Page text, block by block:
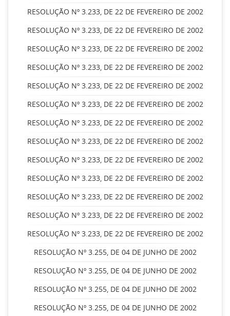
RESOLUÇÃO Nº 3.233, DE 22 DE FEVEREIRO DE 2002
RESOLUÇÃO Nº 3.233, DE 22 DE FEVEREIRO DE 2002
RESOLUÇÃO Nº 3.233, DE 22 DE FEVEREIRO DE 2002
RESOLUÇÃO Nº 3.233, DE 22 DE FEVEREIRO DE 2002
RESOLUÇÃO Nº 3.233, DE 22 DE FEVEREIRO DE 2002
RESOLUÇÃO Nº 3.233, DE 22 DE FEVEREIRO DE 2002
RESOLUÇÃO Nº 3.233, DE 22 DE FEVEREIRO DE 2002
RESOLUÇÃO Nº 3.233, DE 22 DE FEVEREIRO DE 2002
RESOLUÇÃO Nº 3.233, DE 22 DE FEVEREIRO DE 2002
RESOLUÇÃO Nº 3.233, DE 22 DE FEVEREIRO DE 2002
RESOLUÇÃO Nº 3.233, DE 22 DE FEVEREIRO DE 2002
RESOLUÇÃO Nº 3.233, DE 22 DE FEVEREIRO DE 2002
RESOLUÇÃO Nº 3.233, DE 22 DE FEVEREIRO DE 2002
RESOLUÇÃO Nº 3.255, DE 04 DE JUNHO DE 2002
RESOLUÇÃO Nº 3.255, DE 04 DE JUNHO DE 2002
RESOLUÇÃO Nº 3.255, DE 04 DE JUNHO DE 2002
RESOLUÇÃO Nº 3.255, DE 04 DE JUNHO DE 2002